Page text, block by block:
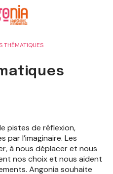
THÉMATIQUES
pistes de réflexion,
par l’imaginaire. Les
à nous déplacer et nous
nos choix et nous aident
Angonia souhaite